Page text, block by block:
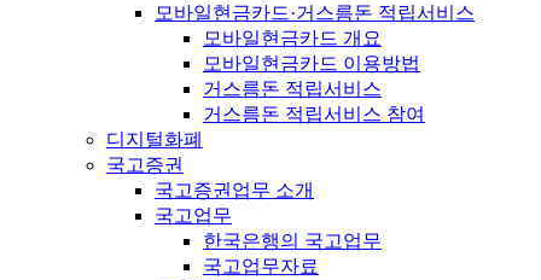
모바일현금카드·거스름돈 적립서비스
모바일현금카드 개요
모바일현금카드 이용방법
거스름돈 적립서비스
거스름돈 적립서비스 참여
디지털화폐
국고증권
국고증권업무 소개
국고업무
한국은행의 국고업무
국고업무자료